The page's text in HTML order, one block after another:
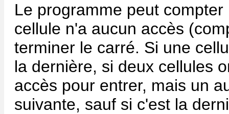
Le programme peut
cellule n'a aucun accès
terminer le carré. Si une
la dernière, si deux cellules
accès pour entrer, mais un
suivante, sauf si c'est la